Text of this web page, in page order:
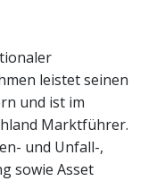
leistet seinen
und ist im
Marktführer.
und Unfall-,
sowie Asset